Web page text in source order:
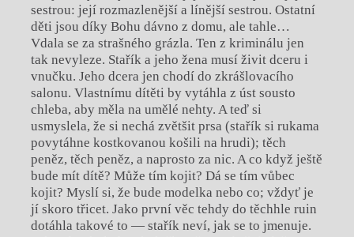
sestrou: její rozmazlenější a línější sestrou. Ostatní
děti jsou díky Bohu dávno z domu, ale tahle…
Vdala se za strašného grázla. Ten z kriminálu jen
tak nevyleze. Stařík a jeho žena musí živit dceru i
vnučku. Jeho dcera jen chodí do zkrášlovacího
salonu. Vlastnímu dítěti by vytáhla z úst sousto
chleba, aby měla na umělé nehty. A teď si
usmyslela, že si nechá zvětšit prsa (stařík si rukama
povytáhne kostkovanou košili na hrudi); těch
peněz, těch peněz, a naprosto za nic. A co když ještě
bude mít dítě? Může tím kojit? Dá se tím vůbec
kojit? Myslí si, že bude modelka nebo co; vždyť je
jí skoro třicet. Jako první věc tehdy do těchhle ruin
dotáhla takové to — stařík neví, jak se to jmenuje.